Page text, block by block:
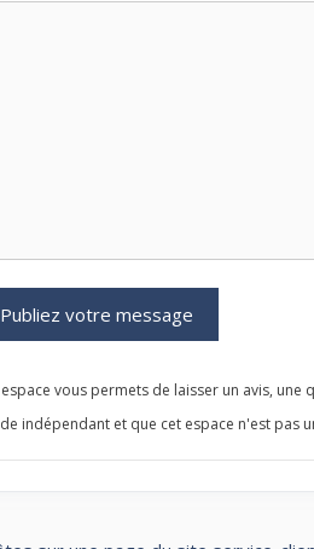
espace vous permets de laisser un avis,
indépendant et que cet espace n'est pas